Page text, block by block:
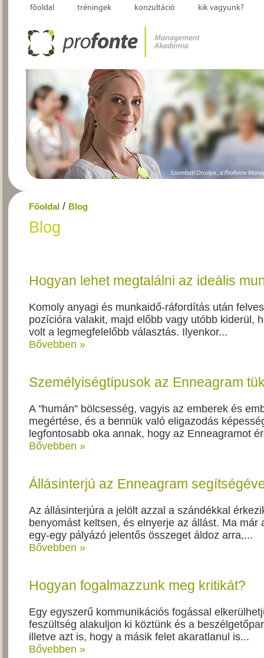
főoldal tréningek konzultáció kik vagyunk?
Főoldal / Blog
Blog
Hogyan lehet megtalálni az ideális
Komoly anyagi és munkaidő-ráfordítás után
pozícióra valakit, majd előbb vagy utóbb kiderül,
volt a legmegfelelőbb választás. Ilyenkor...
Bővebben »
Személyiségtípusok az Enneagram
A "humán" bölcsesség, vagyis az emberek és
megértése, és a bennük való eligazodás
legfontosabb oka annak, hogy az Enneagramot
Bővebben »
Állásinterjú az Enneagram
Az állásinterjúra a jelölt azzal a szándékkal
benyomást keltsen, és elnyerje az állást. Ma már
egy-egy pályázó jelentős összeget áldoz arra,...
Bővebben »
Hogyan fogalmazzunk meg kritikát?
Egy egyszerű kommunikációs fogással
feszültség alakuljon ki köztünk és a
illetve azt is, hogy a másik felet akaratlanul is...
Bővebben »